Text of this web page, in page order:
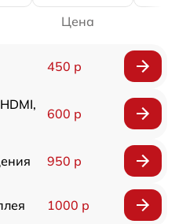
Цена
450 р
600 р
950 р
1000 р